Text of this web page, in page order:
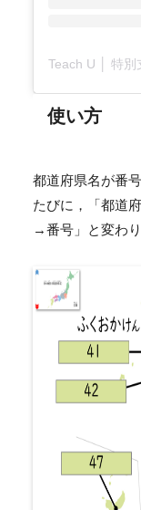
使い方
都道府県名が番
たびに，「都道
→番号」と変わり